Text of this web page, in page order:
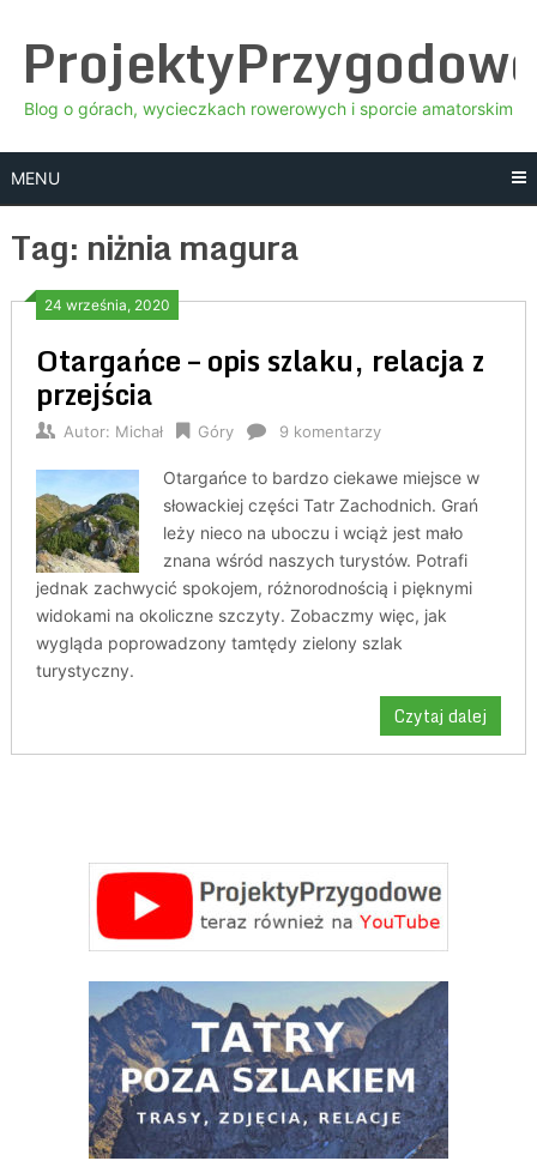
content
Blog o górach, wycieczkach rowerowych i sporcie amatorskim
MENU
Tag: niżnia magura
24 września, 2020
Otargańce – opis szlaku, relacja z
przejścia
Autor: Michał Góry 9 komentarzy
Otargańce to bardzo ciekawe miejsce w
słowackiej części Tatr Zachodnich. Grań
leży nieco na uboczu i wciąż jest mało
znana wśród naszych turystów. Potrafi
jednak zachwycić spokojem, różnorodnością i pięknymi
widokami na okoliczne szczyty. Zobaczmy więc, jak
wygląda poprowadzony tamtędy zielony szlak
turystyczny.
Czytaj dalej